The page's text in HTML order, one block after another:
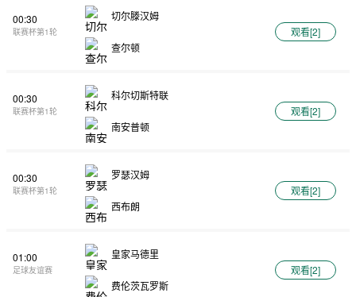
00:30
联赛杯第1轮
切尔滕汉姆
查尔顿
观看[2]
00:30
联赛杯第1轮
科尔切斯特联
南安普顿
观看[2]
00:30
联赛杯第1轮
罗瑟汉姆
西布朗
观看[2]
01:00
足球友谊赛
皇家马德里
费伦茨瓦罗斯
观看[2]